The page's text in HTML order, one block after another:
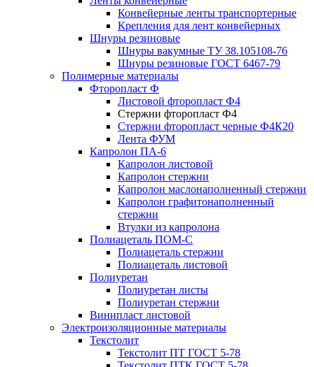
Конвейерные ленты транспортерные
Крепления для лент конвейерных
Шнуры резиновые
Шнуры вакумные ТУ 38.105108-76
Шнуры резиновые ГОСТ 6467-79
Полимерные материалы
Фторопласт Ф
Листовой фторопласт Ф4
Стержни фторопласт Ф4
Стержни фторопласт черные Ф4К20
Лента ФУМ
Капролон ПА-6
Капролон листовой
Капролон стержни
Капролон маслонаполненный стержни
Капролон графитонаполненный
стержни
Втулки из капролона
Полиацеталь ПОМ-С
Полиацеталь стержни
Полиацеталь листовой
Полиуретан
Полиуретан листы
Полиуретан стержни
Винипласт листовой
Электроизоляционные материалы
Текстолит
Текстолит ПТ ГОСТ 5-78